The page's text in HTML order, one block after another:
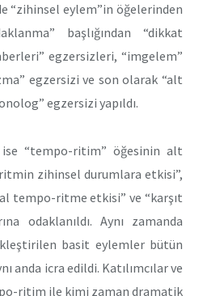
“zihinsel eylem”in öğelerinden
başlığından “dikkat
egzersizleri, “imgelem”
egzersizi ve son olarak “alt
egzersizi yapıldı.
“tempo-ritim” öğesinin alt
ritmin zihinsel durumlara etkisi”,
tempo-ritme etkisi” ve “karşıt
odaklanıldı. Aynı zamanda
basit eylemler bütün
anda icra edildi. Katılımcılar ve
ritim ile kimi zaman dramatik